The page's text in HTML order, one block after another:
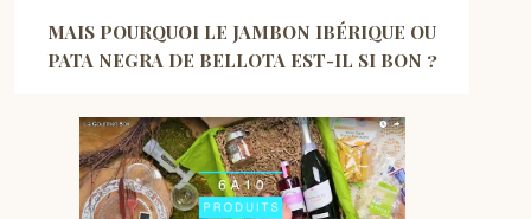
MAIS POURQUOI LE JAMBON IBÉRIQUE OU
PATA NEGRA DE BELLOTA EST-IL SI BON ?